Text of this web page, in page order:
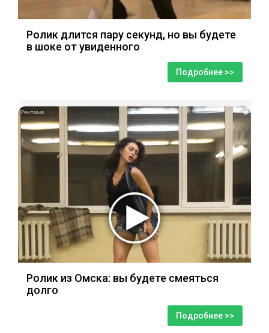
Ролик длится пару секунд, но вы будете
в шоке от увиденного
Подробнее >>
i
Ролик из Омска: вы будете смеяться
долго
Подробнее >>